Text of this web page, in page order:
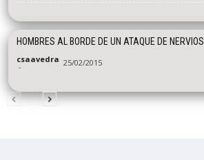
HOMBRES AL BORDE DE UN ATAQUE DE NERVIOS
csaavedra
- 25/02/2015